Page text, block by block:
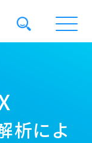
析によ